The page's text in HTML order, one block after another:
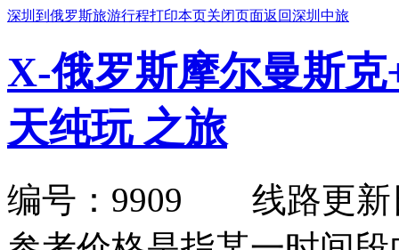
深圳到俄罗斯旅游行程打印本页关闭页面返回深圳中旅
X-俄罗斯摩尔曼斯
天纯玩 之旅
编号：9909 线路更新